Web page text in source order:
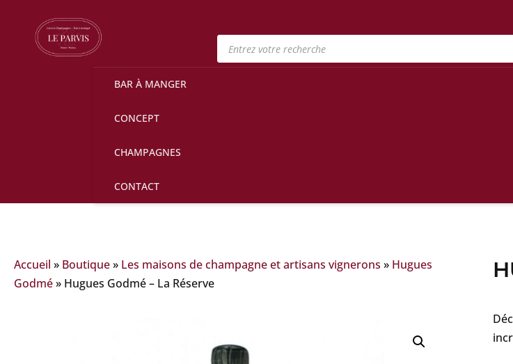
Recherche
de
produits
BAR À MANGER
CONCEPT
CHAMPAGNES
CONTACT
Accueil » Boutique» Les maisons de champagne et artisans vignerons » Hugues
Godmé» Hugues Godmé – La Réserve